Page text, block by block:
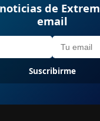
de
email
Suscribirme